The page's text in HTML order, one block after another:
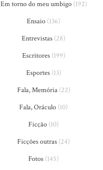
Em torno do meu umbigo(192)
Ensaio (136)
Entrevistas (28)
Escritores(199)
Esportes(13)
Fala, Memória(22)
Fala, Oráculo (10)
Ficção (10)
Ficções outras (24)
Fotos (145)